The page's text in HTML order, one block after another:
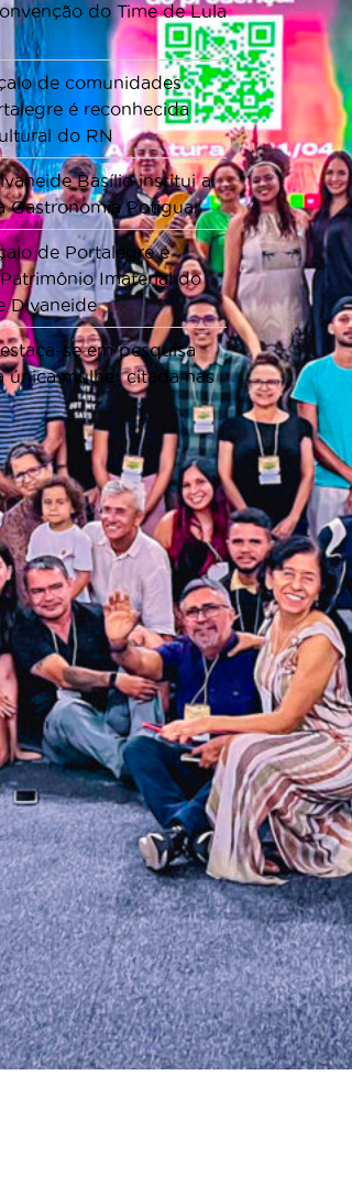
do Time de Lula
de comunidades
é reconhecida
do RN
Basílio institui a
Gastronomia Potiguar
de Portalegre é
Imaterial do
Divaneide
se em pesquisa
única mulher citada nas